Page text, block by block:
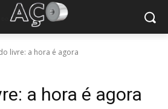
livre: a hora é agora
a hora é agora